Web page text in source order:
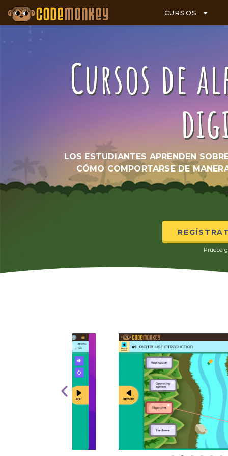
CURSOS
Cursos de
LOS ESTUDIANTES APRENDEN
CÓMO COMPORTARSE DE
Prueba